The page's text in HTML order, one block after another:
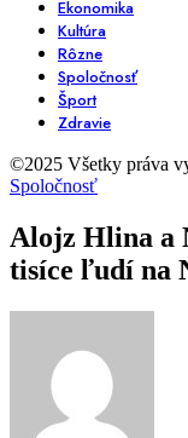
Ekonomika
Kultúra
Rôzne
Spoločnosť
Šport
Zdravie
©2025 Všetky práva
Spoločnosť
Alojz Hlina a
tisíce ľudí na